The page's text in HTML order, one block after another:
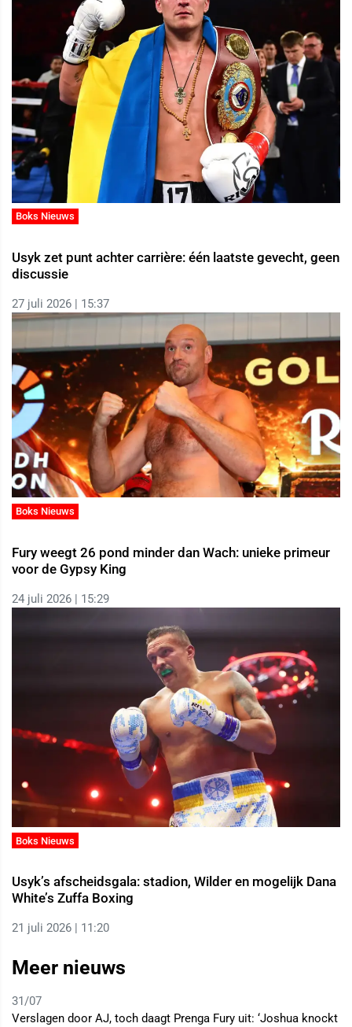
Boks Nieuws
Usyk zet punt achter carrière: één laatste gevecht, geen
discussie
27 juli 2026 | 15:37
Boks Nieuws
Fury weegt 26 pond minder dan Wach: unieke primeur
voor de Gypsy King
24 juli 2026 | 15:29
Boks Nieuws
Usyk’s afscheidsgala: stadion, Wilder en mogelijk Dana
White’s Zuffa Boxing
21 juli 2026 | 11:20
Meer nieuws
31/07
Verslagen door AJ, toch daagt Prenga Fury uit: ‘Joshua knockt